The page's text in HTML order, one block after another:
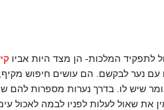
לתפקיד המלכות- הן מצד היות אביו
עם נער לבקשם. הם עושים חיפוש
שיש לו. בדרך נערות מספרות
את שאול לעלות לפניו לבמה לאכול